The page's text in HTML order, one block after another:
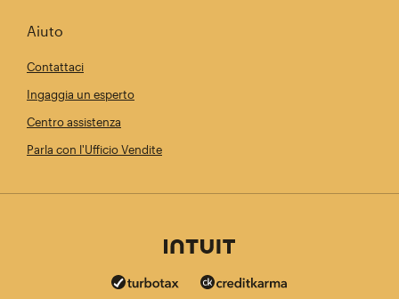
Aiuto
Contattaci
Ingaggia un esperto
Centro assistenza
Parla con l'Ufficio Vendite